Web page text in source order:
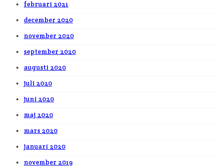
februari 2021
december 2020
november 2020
september 2020
augusti 2020
juli 2020
juni 2020
maj 2020
mars 2020
januari 2020
november 2019